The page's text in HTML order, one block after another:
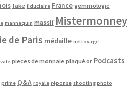
fake fiduciaire France gemmologie
mannequin massif Mistermonney
de Paris médaille nettoyage
pieces de monnaie plaqué or Podcasts
prime Q&A royale réponse shooting photo